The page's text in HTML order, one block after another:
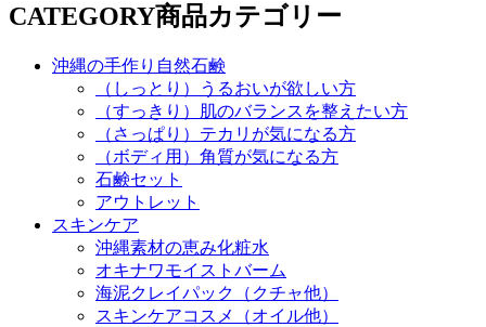
CATEGORY商品カテゴリー
沖縄の手作り自然石鹸
（しっとり）うるおいが欲しい方
（すっきり）肌のバランスを整えたい方
（さっぱり）テカリが気になる方
（ボディ用）角質が気になる方
石鹸セット
アウトレット
スキンケア
沖縄素材の恵み化粧水
オキナワモイストバーム
海泥クレイパック（クチャ他）
スキンケアコスメ（オイル他）